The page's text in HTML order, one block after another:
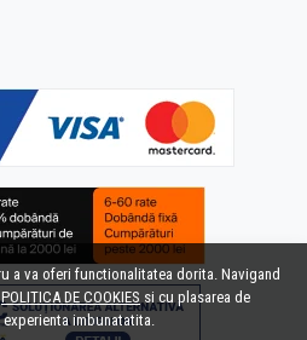
a va oferi functionalitatea dorita. Navigand
POLITICA DE COOKIES si cu plasarea de
imbunatatita.